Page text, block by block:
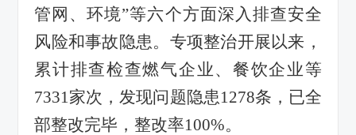
管网、环境”等六个方面深入排查安全
风险和事故隐患。 专项整治开展以来，
累计排查检查燃气企业、餐饮企业等
7331家次，发现问题隐患1278条，已全
部整改完毕，整改率100%。